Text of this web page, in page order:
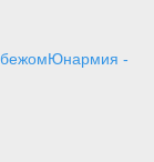
Юнармия -